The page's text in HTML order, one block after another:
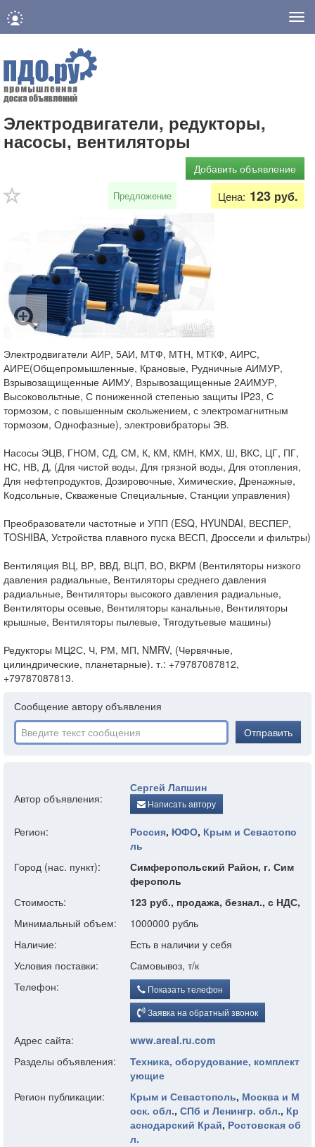
Электродвигатели, редукторы,
насосы, вентиляторы
Добавить объявление
Предложение Цена: 123 руб.
Электродвигатели АИР, 5АИ, МТФ, МТН, МТКФ, АИРС,
АИРЕ(Общепромышленные, Крановые, Рудничные АИМУР,
Взрывозащищенные АИМУ, Взрывозащищенные 2АИМУР,
Высоковольтные, С пониженной степенью защиты IP23, С
тормозом, с повышенным скольжением, с электромагнитным
тормозом, Однофазные), электровибраторы ЭВ.
Насосы ЭЦВ, ГНОМ, СД, СМ, К, КМ, КМН, КМХ, Ш, ВКС, ЦГ, ПГ,
НС, НВ, Д, (Для чистой воды, Для грязной воды, Для отопления,
Для нефтепродуктов, Дозировочные, Химические, Дренажные,
Кодсольные, Скваженые Специальные, Станции управления)
Преобразователи частотные и УПП (ESQ, HYUNDAI, ВЕСПЕР,
TOSHIBA, Устройства плавного пуска ВЕСП, Дроссели и фильтры)
Вентиляция ВЦ, ВР, ВВД, ВЦП, ВО, ВКРМ (Вентиляторы низкого
давления радиальные, Вентиляторы среднего давления
радиальные, Вентиляторы высокого давления радиальные,
Вентиляторы осевые, Вентиляторы канальные, Вентиляторы
крышные, Вентиляторы пылевые, Тягодутьевые машины)
Редукторы МЦ2С, Ч, РМ, МП, NMRV, (Червячные,
цилиндрические, планетарные). т.: +79787087812,
+79787087813.
Сообщение автору объявления
Отправить
Автор объявления:
Сергей Лапшин
Написать автору
Регион: Россия, ЮФО, Крым и Севастопо
ль
Город (нас. пункт):
Симферопольский Район, г. Сим
ферополь
Стоимость:
123 руб., продажа, безнал., с НДС,
Минимальный объем:
1000000 рубль
Наличие:
Есть в наличии у себя
Условия поставки:
Самовывоз, т/к
Телефон:
Показать телефон
Заявка на обратный звонок
Адрес сайта:
www.areal.ru.com
Разделы объявления:
Техника, оборудование, комплект
ующие
Регион публикации:
Крым и Севастополь, Москва и М
оск. обл., СПб и Ленингр. обл., Кр
аснодарский Край, Ростовская об
л.